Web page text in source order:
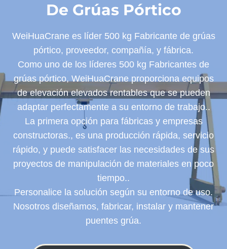
De Grúas Pórtico
WeiHuaCrane es líder 500 kg Fabricante de grúas
pórtico, proveedor, compañía, y fábrica.
Como uno de los líderes 500 kg Fabricantes de
grúas pórtico, WeiHuaCrane proporciona equipos
de elevación elevados rentables que se pueden
adaptar perfectamente a su entorno de trabajo..
La primera opción para fábricas y empresas
constructoras., es una producción rápida, servicio
rápido, y puede satisfacer las necesidades de sus
proyectos de manipulación de materiales en poco
tiempo..
Personalice la solución según su entorno de uso.
Nosotros diseñamos, fabricar, instalar y mantener
puentes grúa.